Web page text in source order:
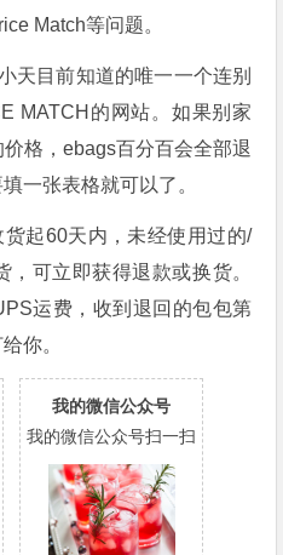
Match等问题。
天目前知道的唯一一个连别
MATCH的网站。如果别家
格，ebags百分百会全部退
一张表格就可以了。
起60天内，未经使用过的/
可立即获得退款或换货。
运费，收到退回的包包第
你。
我的微信公众号
我的微信公众号扫一扫